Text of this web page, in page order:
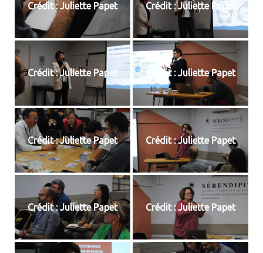
Crédit : Juliette Papet Crédit : Juliette Papet
Crédit : Juliette Papet Crédit : Juliette Papet
Crédit : Juliette Papet Crédit : Juliette Papet
Crédit : Juliette Papet Crédit : Juliette Papet